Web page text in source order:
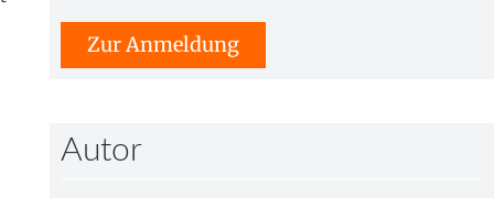
Zur Anmeldung
Autor